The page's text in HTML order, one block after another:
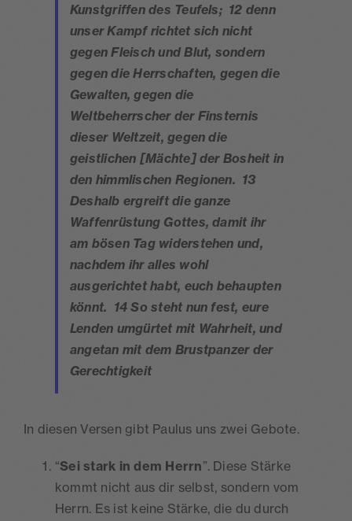
Kunstgriffen des Teufels; 12 denn
unser Kampf richtet sich nicht
gegen Fleisch und Blut, sondern
gegen die Herrschaften, gegen die
Gewalten, gegen die
Weltbeherrscher der Finsternis
dieser Weltzeit, gegen die
geistlichen [Mächte] der Bosheit in
den himmlischen Regionen. 13
Deshalb ergreift die ganze
Waffenrüstung Gottes, damit ihr
am bösen Tag widerstehen und,
nachdem ihr alles wohl
ausgerichtet habt, euch behaupten
könnt. 14 So steht nun fest, eure
Lenden umgürtet mit Wahrheit, und
angetan mit dem Brustpanzer der
Gerechtigkeit
In diesen Versen gibt Paulus uns zwei Gebote.
“Sei stark in dem Herrn”. Diese Stärke
kommt nicht aus dir selbst, sondern vom
Herrn. Es ist keine Stärke, die du durch